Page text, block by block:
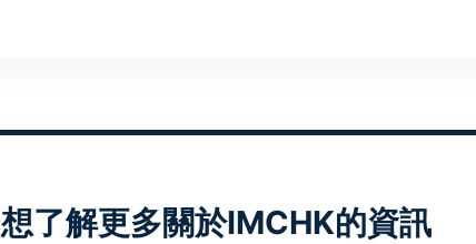
想了解更多關於IMCHK的資訊